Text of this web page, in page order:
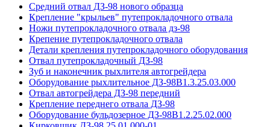
Средний отвал ДЗ-98 нового образца
Крепление "крыльев" путепрокладочного отвала
Ножи путепрокладочного отвала дз-98
Крепение путепрокладочного отвала
Детали крепления путепрокладочного оборудования
Отвал путепрокладочный ДЗ-98
Зуб и наконечник рыхлителя автогрейдера
Оборудование рыхлительное ДЗ-98В1.3.25.03.000
Отвал автогрейдера ДЗ-98 передний
Крепление переднего отвала ДЗ-98
Оборудование бульдозерное ДЗ-98В1.2.25.02.000